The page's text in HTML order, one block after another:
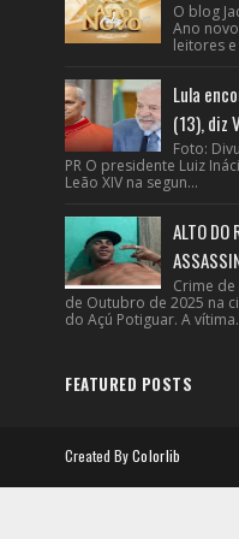
O blog
Ano
leitores
Lula
(13), diz
Foto:
PR O presidente Luiz
Leão XIV na segun...
ALTO DO
Crime
de Outubro de 2025 na
do Açú Potiguar. A
FEATURED POSTS
Created ByColorlib